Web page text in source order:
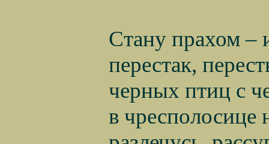
Стану прахом –
перестак,
черных птиц с
в чресполосице